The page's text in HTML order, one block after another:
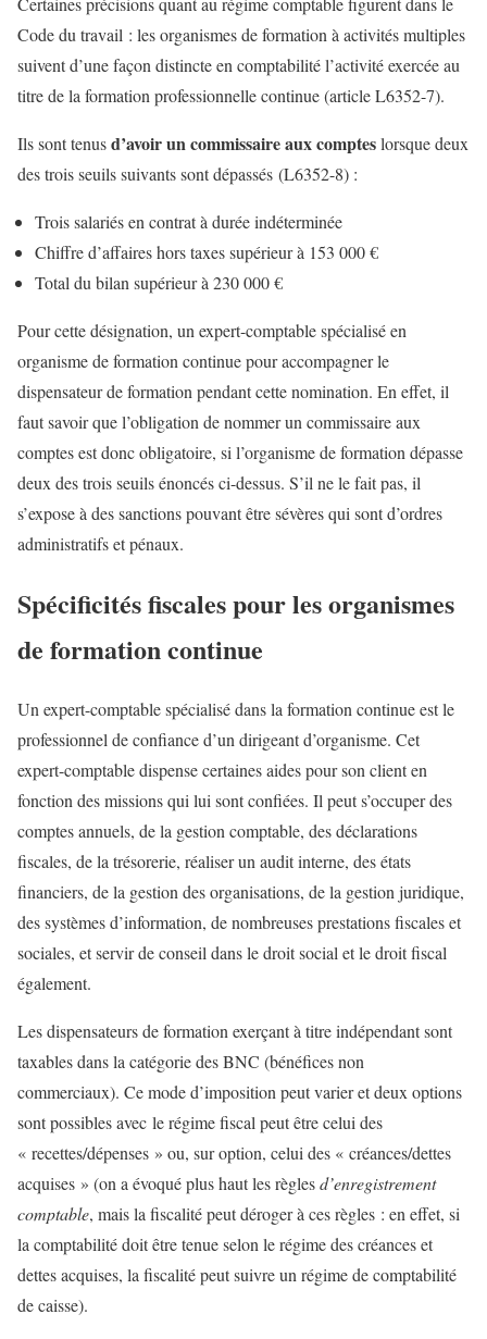
Code du travail : les organismes de formation à activités multiples
suivent d’une façon distincte en comptabilité l’activité exercée au
titre de la formation professionnelle continue (article L6352-7).
Ils sont tenusd’avoir un commissaire aux compteslorsque deux
des trois seuils suivants sont dépassés (L6352-8) :
Trois salariés en contrat à durée indéterminée
Chiffre d’affaires hors taxes supérieur à 153 000 €
Total du bilan supérieur à 230 000 €
Pour cette désignation, un expert-comptable spécialisé en
organisme de formation continue pour accompagner le
dispensateur de formation pendant cette nomination. En effet, il
faut savoir que l’obligation de nommer un commissaire aux
comptes est donc obligatoire, si l’organisme de formation dépasse
deux des trois seuils énoncés ci-dessus. S’il ne le fait pas, il
s’expose à des sanctions pouvant être sévères qui sont d’ordres
administratifs et pénaux.
Spécificités fiscales pour les organismes
de formation continue
Un expert-comptable spécialisé dans la formation continue est le
professionnel de confiance d’un dirigeant d’organisme. Cet
expert-comptable dispense certaines aides pour son client en
fonction des missions qui lui sont confiées. Il peut s’occuper des
comptes annuels, de la gestion comptable, des déclarations
fiscales, de la trésorerie, réaliser un audit interne, des états
financiers, de la gestion des organisations, de la gestion juridique,
des systèmes d’information, de nombreuses prestations fiscales et
sociales, et servir de conseil dans le droit social et le droit fiscal
également.
Les dispensateurs de formation exerçant à titre indépendant sont
taxables dans la catégorie des BNC (bénéfices non
commerciaux). Ce mode d’imposition peut varier et deux options
sont possibles avec le régime fiscal peut être celui des
« recettes/dépenses » ou, sur option, celui des « créances/dettes
acquises » (on a évoqué plus haut les règlesd’enregistrement
comptable, mais la fiscalité peut déroger à ces règles : en effet, si
la comptabilité doit être tenue selon le régime des créances et
dettes acquises, la fiscalité peut suivre un régime de comptabilité
de caisse).